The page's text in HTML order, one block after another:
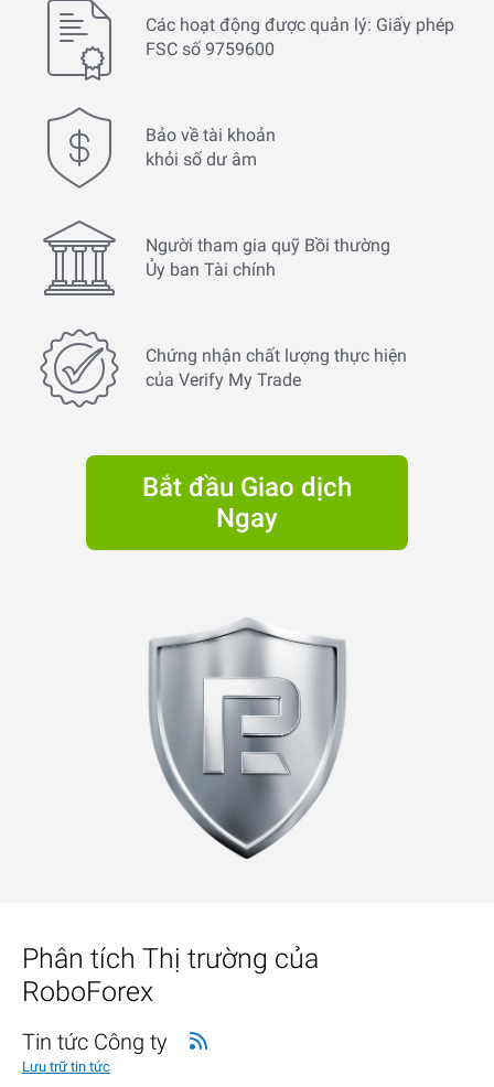
Các hoạt động được quản lý: Giấy phép
FSC số 9759600
Bảo về tài khoản
khỏi số dư âm
Người tham gia quỹ Bồi thường
Ủy ban Tài chính
Chứng nhận chất lượng thực hiện
của Verify My Trade
Bắt đầu Giao dịch
Ngay
Phân tích Thị trường của
RoboForex
Tin tức Công ty
Lưu trữ tin tức